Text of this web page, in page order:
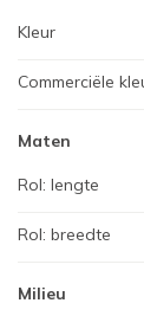
Kleur
Commerciële
Maten
Rol: lengte
Rol: breedte
Milieu